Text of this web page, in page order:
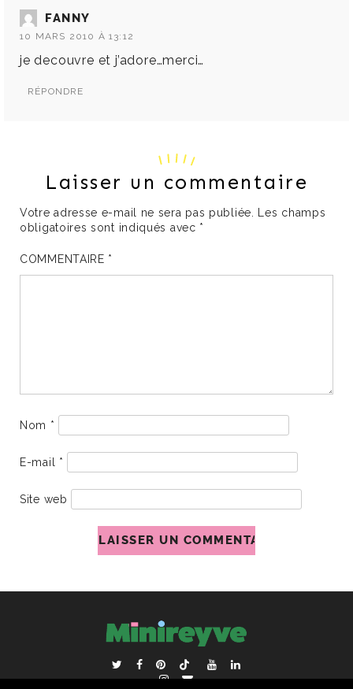
FANNY
10 MARS 2010 À 13:12
je decouvre et j’adore…merci…
RÉPONDRE
Laisser un commentaire
Votre adresse e-mail ne sera pas publiée. Les champs
obligatoires sont indiqués avec *
COMMENTAIRE *
Nom *
E-mail *
Site web